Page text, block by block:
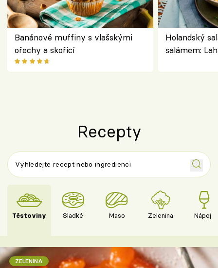
Banánové muffiny s vlašskými
ořechy a skořicí
Holandský
salámem:
Recepty
Těstoviny Sladké Maso Zelenina Nápoje
ZELENINA